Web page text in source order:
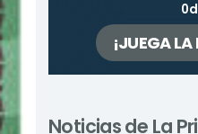
0d
¡JUEGA
Noticias de La